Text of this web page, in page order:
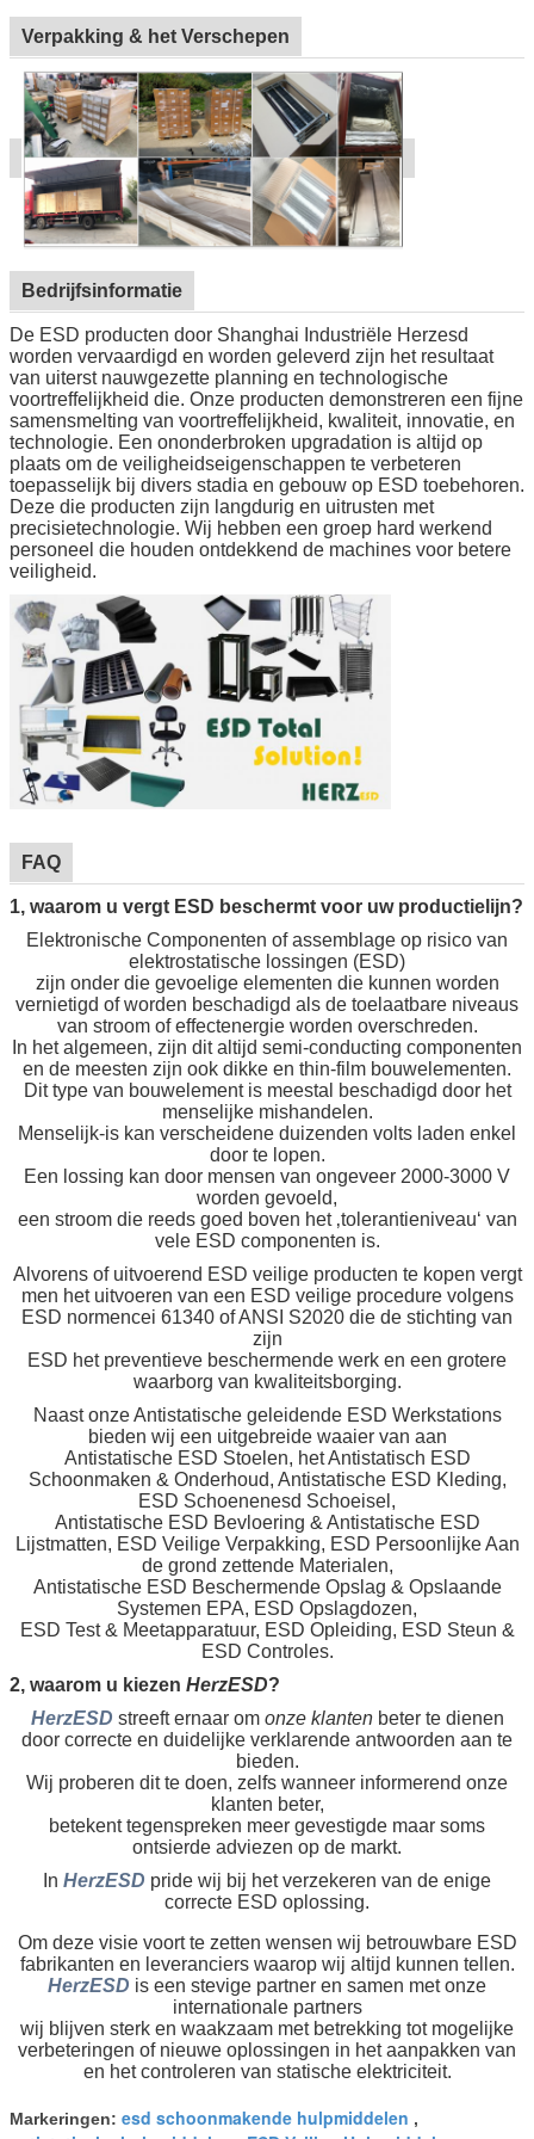
Verpakking & het Verschepen
Bedrijfsinformatie
De ESD producten door Shanghai Industriële Herzesd
worden vervaardigd en worden geleverd zijn het resultaat
van uiterst nauwgezette planning en technologische
voortreffelijkheid die. Onze producten demonstreren een fijne
samensmelting van voortreffelijkheid, kwaliteit, innovatie, en
technologie. Een ononderbroken upgradation is altijd op
plaats om de veiligheidseigenschappen te verbeteren
toepasselijk bij divers stadia en gebouw op ESD toebehoren.
Deze die producten zijn langdurig en uitrusten met
precisietechnologie. Wij hebben een groep hard werkend
personeel die houden ontdekkend de machines voor betere
veiligheid.
FAQ
1, waarom u vergt ESD beschermt voor uw productielijn?
Elektronische Componenten of assemblage op risico van
elektrostatische lossingen (ESD)
zijn onder die gevoelige elementen die kunnen worden
vernietigd of worden beschadigd als de toelaatbare niveaus
van stroom of effectenergie worden overschreden.
In het algemeen, zijn dit altijd semi-conducting componenten
en de meesten zijn ook dikke en thin-film bouwelementen.
Dit type van bouwelement is meestal beschadigd door het
menselijke mishandelen.
Menselijk-is kan verscheidene duizenden volts laden enkel
door te lopen.
Een lossing kan door mensen van ongeveer 2000-3000 V
worden gevoeld,
een stroom die reeds goed boven het ‚tolerantieniveau‘ van
vele ESD componenten is.
Alvorens of uitvoerend ESD veilige producten te kopen vergt
men het uitvoeren van een ESD veilige procedure volgens
ESD normencei 61340 of ANSI S2020 die de stichting van
zijn
ESD het preventieve beschermende werk en een grotere
waarborg van kwaliteitsborging.
Naast onze Antistatische geleidende ESD Werkstations
bieden wij een uitgebreide waaier van aan
Antistatische ESD Stoelen, het Antistatisch ESD
Schoonmaken & Onderhoud, Antistatische ESD Kleding,
ESD Schoenenesd Schoeisel,
Antistatische ESD Bevloering & Antistatische ESD
Lijstmatten, ESD Veilige Verpakking, ESD Persoonlijke Aan
de grond zettende Materialen,
Antistatische ESD Beschermende Opslag & Opslaande
Systemen EPA, ESD Opslagdozen,
ESD Test & Meetapparatuur, ESD Opleiding, ESD Steun &
ESD Controles.
2, waarom u kiezen HerzESD?
HerzESD streeft ernaar om onze klantenbeter te dienen
door correcte en duidelijke verklarende antwoorden aan te
bieden.
Wij proberen dit te doen, zelfs wanneer informerend onze
klanten beter,
betekent tegenspreken meer gevestigde maar soms
ontsierde adviezen op de markt.
In HerzESD pride wij bij het verzekeren van de enige
correcte ESD oplossing.
Om deze visie voort te zetten wensen wij betrouwbare ESD
fabrikanten en leveranciers waarop wij altijd kunnen tellen.
HerzESD is een stevige partner en samen met onze
internationale partners
wij blijven sterk en waakzaam met betrekking tot mogelijke
verbeteringen of nieuwe oplossingen in het aanpakken van
en het controleren van statische elektriciteit.
Markeringen: esd schoonmakende hulpmiddelen ,